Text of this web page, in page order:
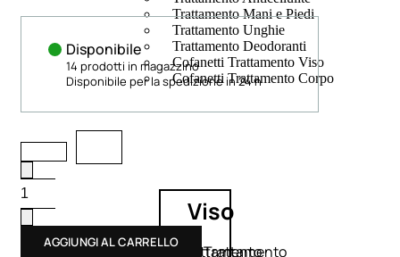
Trattamento Mani e Piedi
Trattamento Unghie
Trattamento Deodoranti
Cofanetti Trattamento Viso
Cofanetti Trattamento Corpo
Viso
Trattamento
Trattamento
Disponibile
14 prodotti in magazzino
Disponibile per la spedizione in 24 h
AGGIUNGI AL CARRELLO